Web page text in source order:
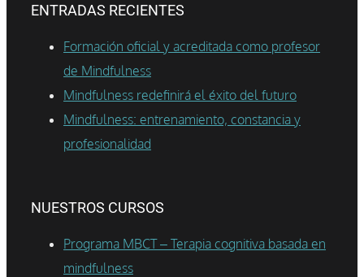
ENTRADAS RECIENTES
Formación oficial y acreditada como profesor
de Mindfulness
Mindfulness redefinirá el éxito del futuro
Mindfulness: entrenamiento, constancia y
profesionalidad
NUESTROS CURSOS
Programa MBCT – Terapia cognitiva basada en
mindfulness